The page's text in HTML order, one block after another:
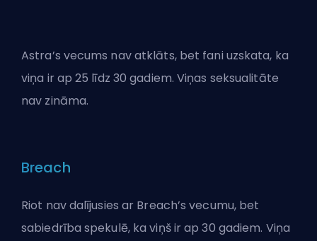
Astra’s vecums nav atklāts, bet fani uzskata, ka
viņa ir ap 25 līdz 30 gadiem. Viņas seksualitāte
nav zināma.
Breach
Riot nav dalījusies ar Breach’s vecumu, bet
sabiedrība spekulē, ka viņš ir ap 30 gadiem. Viņa